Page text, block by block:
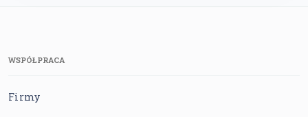
WSPÓŁPRACA
Firmy